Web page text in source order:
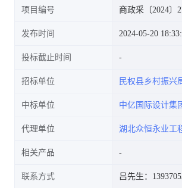
项目编号 商政采〔2024〕
发布时间 2024-05-20
投标截止时间
招标单位 民权县乡村振兴
中标单位 中亿国际设计集
代理单位 湖北众恒永业工
相关产品
联系方式 吕先生：